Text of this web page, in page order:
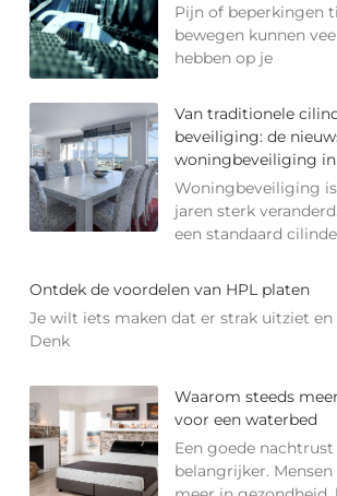
Pijn of beperkingen
bewegen kunnen
hebben op je
Van traditionele
beveiliging: de
woningbeveiliging in
Woningbeveiliging
jaren sterk
een standaard
Ontdek de voordelen van HPL platen
Je wilt iets maken dat er strak uitziet
Denk
Waarom steeds
voor een waterbed
Een goede
belangrijker.